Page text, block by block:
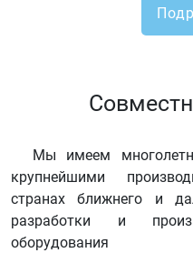
Мы имеем
крупнейшими
странах ближнего и
разработки и
оборудования